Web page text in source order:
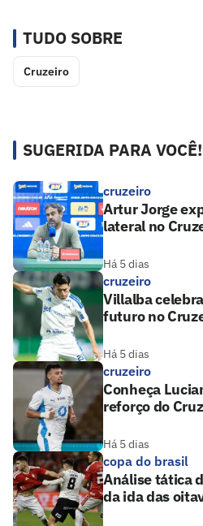
TUDO SOBRE
Cruzeiro
SUGERIDA PARA VOCÊ!
cruzeiro
Artur Jorge
lateral no
Há 5 dias
cruzeiro
Villalba
futuro no
Há 5 dias
cruzeiro
Conheça
reforço do
Há 5 dias
copa do brasil
Análise tática
da ida das